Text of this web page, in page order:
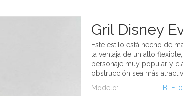
Gril Disney
Este estilo está hecho de
la ventaja de un alto
personaje muy popular y
obstrucción sea más
Modelo:
BLF-